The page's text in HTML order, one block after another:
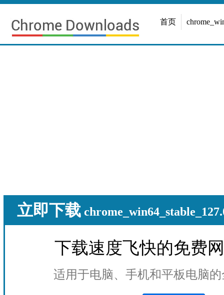
首页
立即下载
下载速度飞快的免费
适用于电脑、手机和平板电脑